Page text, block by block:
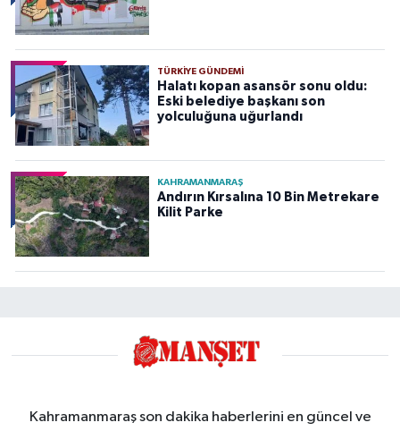
TÜRKIYE GÜNDEMI
Halatı kopan asansör sonu oldu:
Eski belediye başkanı son
yolculuğuna uğurlandı
KAHRAMANMARAŞ
Andırın Kırsalına 10 Bin Metrekare
Kilit Parke
Kahramanmaraş son dakika haberlerini en güncel ve